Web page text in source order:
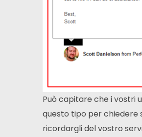
Può capitare che i vostri
questo tipo per chiedere
ricordargli del vostro